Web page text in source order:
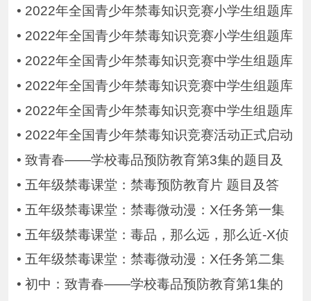
• 2022年全国青少年禁毒知识竞赛小学生组题库
• 2022年全国青少年禁毒知识竞赛小学生组题库
• 2022年全国青少年禁毒知识竞赛中学生组题库
• 2022年全国青少年禁毒知识竞赛中学生组题库
• 2022年全国青少年禁毒知识竞赛中学生组题库
• 2022年全国青少年禁毒知识竞赛活动正式启动
• 致青春——学校毒品预防教育第3集的题目及
• 五年级禁毒课堂：禁毒预防教育片 题目及答
• 五年级禁毒课堂：禁毒微动漫：X任务第一集
• 五年级禁毒课堂：毒品，那么远，那么近-X侦
• 五年级禁毒课堂：禁毒微动漫：X任务第二集
• 初中：致青春——学校毒品预防教育第1集的